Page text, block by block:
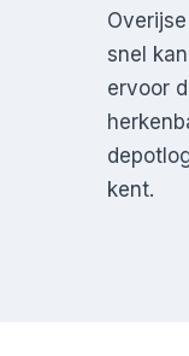
snel
ervoor
kent.